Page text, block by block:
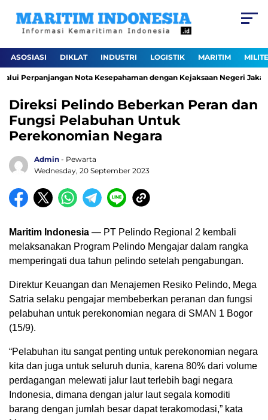
ASOSIASI DIKLAT INDUSTRI LOGISTIK MARITIM
Perpanjangan Nota Kesepahaman dengan Kejaksaan Negeri Jakarta
Direksi Pelindo Beberkan Peran dan
Fungsi Pelabuhan Untuk
Perekonomian Negara
Admin - Pewarta
Wednesday, 20 September 2023
Maritim Indonesia — PT Pelindo Regional 2 kembali
melaksanakan Program Pelindo Mengajar dalam rangka
memperingati dua tahun pelindo setelah pengabungan.
Direktur Keuangan dan Menajemen Resiko Pelindo, Mega
Satria selaku pengajar membeberkan peranan dan fungsi
pelabuhan untuk perekonomian negara di SMAN 1 Bogor
(15/9).
“Pelabuhan itu sangat penting untuk perekonomian negara
kita dan juga untuk seluruh dunia, karena 80% dari volume
perdagangan melewati jalur laut terlebih bagi negara
Indonesia, dimana dengan jalur laut segala komoditi
barang dengan jumlah besar dapat terakomodasi,” kata